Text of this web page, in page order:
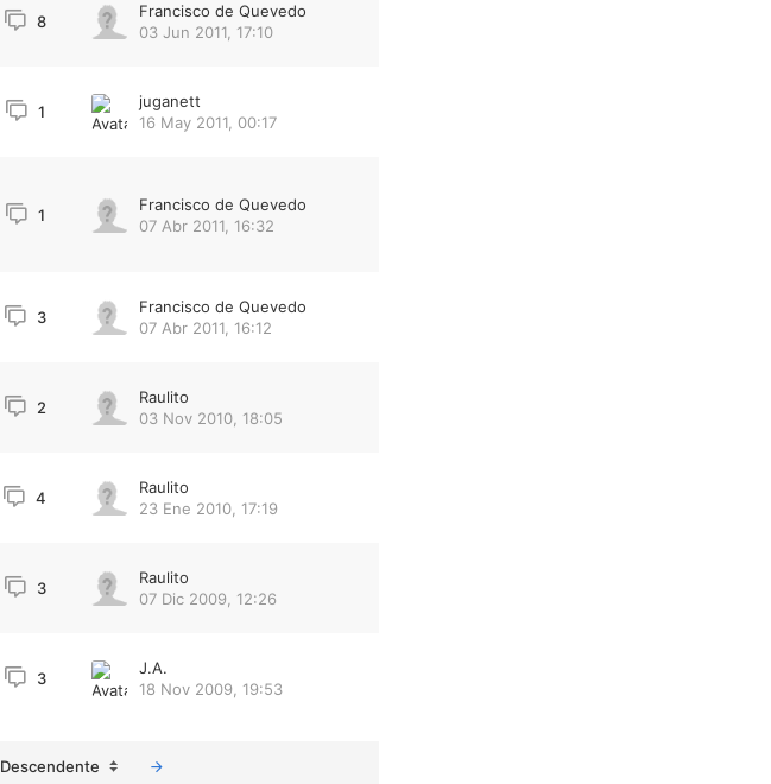
8
Francisco de Quevedo
03 Jun 2011, 17:10
1
juganett
16 May 2011, 00:17
1
Francisco de Quevedo
07 Abr 2011, 16:32
3
Francisco de Quevedo
07 Abr 2011, 16:12
2
Raulito
03 Nov 2010, 18:05
4
Raulito
23 Ene 2010, 17:19
3
Raulito
07 Dic 2009, 12:26
3
J.A.
18 Nov 2009, 19:53
Descendente